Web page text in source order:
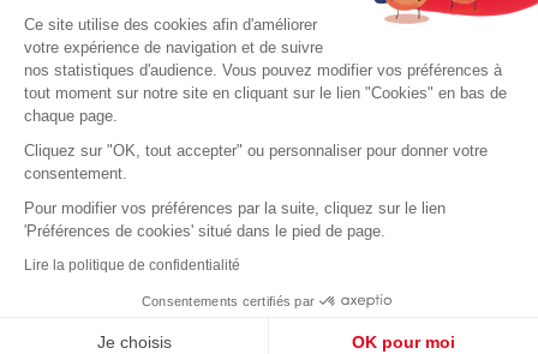
Ce site utilise des cookies afin d'améliorer
votre expérience de navigation et de suivre
nos statistiques d'audience. Vous pouvez modifier vos préférences à
tout moment sur notre site en cliquant sur le lien "Cookies" en bas de
chaque page.
Cliquez sur "OK, tout accepter" ou personnaliser pour donner votre
consentement.
Pour modifier vos préférences par la suite, cliquez sur le lien
'Préférences de cookies' situé dans le pied de page.
Lire la politique de confidentialité
Consentements certifiés par
Je choisis OK pour moi
JPO Brochure
Inscription / Connexion
CGU Mentions Légales
Politique de confidentialité
Cookies
Made with love by Visions Nouvelles 2023 ! Dernière mise